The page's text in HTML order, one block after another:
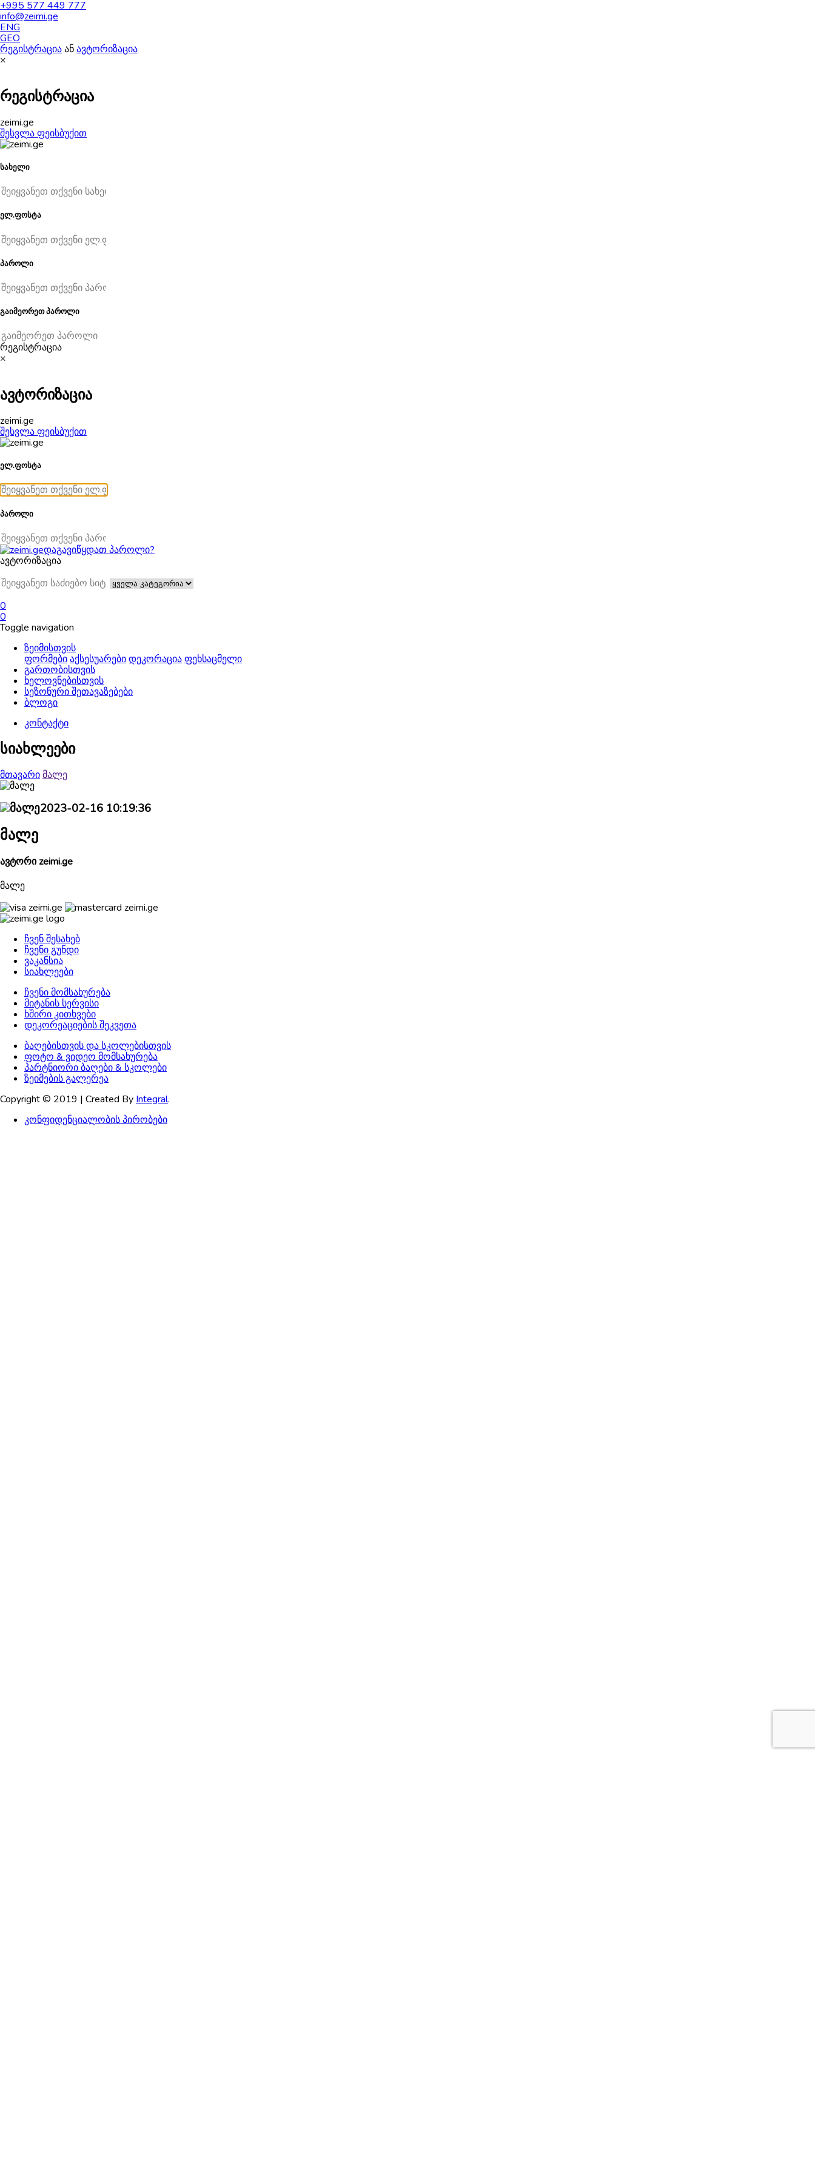
+995 577 449 777
info@zeimi.ge
ENG
GEO
რეგისტრაციაანავტორიზაცია
×
რეგისტრაცია
zeimi.ge
შესვლა ფეისბუქით
სახელი
ელ.ფოსტა
პაროლი
გაიმეორეთ პაროლი
რეგისტრაცია
×
ავტორიზაცია
zeimi.ge
შესვლა ფეისბუქით
ელ.ფოსტა
პაროლი
დაგავიწყდათ პაროლი?
ავტორიზაცია
0
0
Toggle navigation
ზეიმისთვის
ფორმებიაქსესუარებიდეკორაციაფეხსაცმელი
გართობისთვის
ხელოვნებისთვის
სეზონური შეთავაზებები
ბლოგი
კონტაქტი
სიახლეები
მთავარიმალე
2023-02-16 10:19:36
მალე
ავტორი zeimi.ge
მალე
ჩვენ შესახებ
ჩვენი გუნდი
ვაკანსია
სიახლეები
ჩვენი მომსახურება
მიტანის სერვისი
ხშირი კითხვები
დეკორეაციების შეკვეთა
ბაღებისთვის და სკოლებისთვის
ფოტო & ვიდეო მომსახურება
პარტნიორი ბაღები & სკოლები
ზეიმების გალერეა
Copyright © 2019 | Created By Integral.
კონფიდენციალობის პირობები